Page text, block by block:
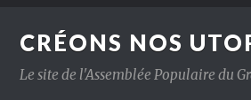
CRÉONS NOS
Le site de l'Assemblée Populaire du